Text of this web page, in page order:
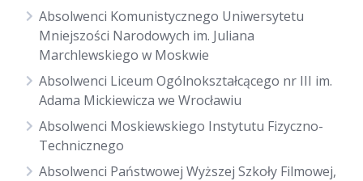
Absolwenci Komunistycznego Uniwersytetu
Mniejszości Narodowych im. Juliana
Marchlewskiego w Moskwie
Absolwenci Liceum Ogólnokształcącego nr III im.
Adama Mickiewicza we Wrocławiu
Absolwenci Moskiewskiego Instytutu Fizyczno-
Technicznego
Absolwenci Państwowej Wyższej Szkoły Filmowej,